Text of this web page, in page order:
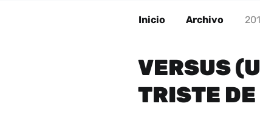
Inicio Archivo
VERSUS
TRISTE